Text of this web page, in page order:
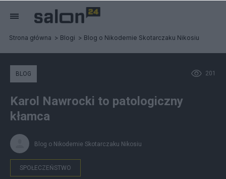
Strona główna Blogi Blog o Nikodemie Skotarczaku Nikosiu
201
BLOG
Karol Nawrocki to patologiczny
kłamca
Blog o Nikodemie Skotarczaku Nikosiu
SPOŁECZEŃSTWO